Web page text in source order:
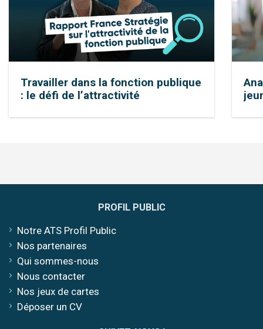
Travailler dans la fonction publique
: le défi de l’attractivité
PROFIL PUBLIC
Notre ATS Profil Public
Nos partenaires
Qui sommes-nous
Nous contacter
Nos jeux de cartes
Déposer un CV